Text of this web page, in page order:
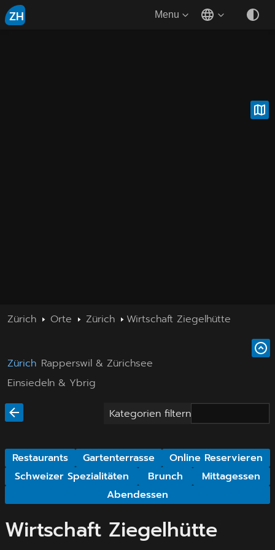
ZH Menu
Zürich Orte Zürich Wirtschaft Ziegelhütte
Zürich Rapperswil & Zürichsee
Einsiedeln & Ybrig
Kategorien filtern
Restaurants Gartenterrasse
Online Reservieren
Schweizer Spezialitäten
Brunch
Mittagessen
Abendessen
Wirtschaft Ziegelhütte